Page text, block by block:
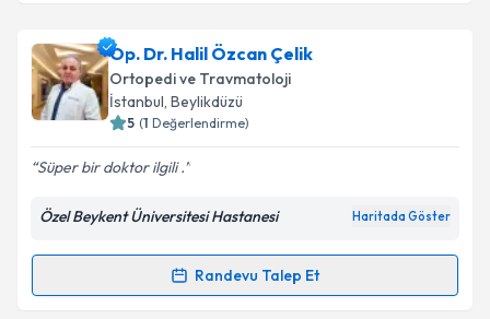
kapsamda işlenmesini kabul ediyorum.
Takvim Talebini Gönder
Doç. Dr. Ali Bilgeiçin randevu takvimi talebi
oluşturun. Size bu uzmandan randevu almanız için bir
takvim hazırlandığında e-posta ile bilgilendireceğiz.
'ni okudum ve kişisel verilerimin belirtilen
kapsamda işlenmesini kabul ediyorum.
Op. Dr. Halil Özcan Çelik
Ortopedi ve Travmatoloji
İstanbul, Beylikdüzü
5 (1 Değerlendirme)
Süper bir doktor ilgili .
Özel Beykent Üniversitesi Hastanesi Haritada Göster
Randevu Talep Et
Randevu Takvimi Talebi